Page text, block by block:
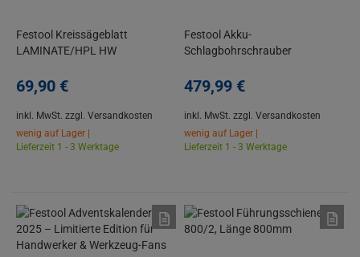
Festool Kreissägeblatt
LAMINATE/HPL HW
TSV 60 K
69,90 €
inkl. MwSt. zzgl. Versandkosten
wenig auf Lager |
Lieferzeit 1 - 3 Werktage
Festool Akku-
Schlagbohrschrauber
im Systainer SYS3
479,99 €
inkl. MwSt. zzgl. Versandkosten
wenig auf Lager |
Lieferzeit 1 - 3 Werktage